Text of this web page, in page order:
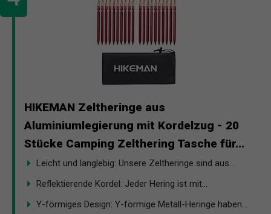
HIKEMAN Zeltheringe aus
Aluminiumlegierung mit Kordelzug - 20
Stücke Camping Zelthering Tasche für...
Leicht und langlebig: Unsere Zeltheringe sind aus...
Reflektierende Kordel: Jeder Hering ist mit...
Y-förmiges Design: Y-förmige Metall-Heringe haben...